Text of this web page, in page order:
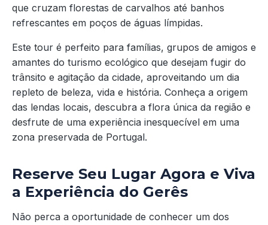
que cruzam florestas de carvalhos até banhos
refrescantes em poços de águas límpidas.
Este tour é perfeito para famílias, grupos de amigos e
amantes do turismo ecológico que desejam fugir do
trânsito e agitação da cidade, aproveitando um dia
repleto de beleza, vida e história. Conheça a origem
das lendas locais, descubra a flora única da região e
desfrute de uma experiência inesquecível em uma
zona preservada de Portugal.
Reserve Seu Lugar Agora e Viva
a Experiência do Gerês
Não perca a oportunidade de conhecer um dos